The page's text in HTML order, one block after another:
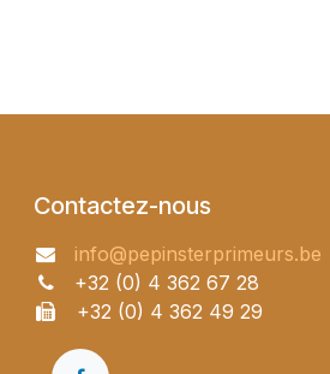
Contactez-nous
info@pepinsterprimeurs.be
+32 (0) 4 362 67 28
+32 (0) 4 362 49 29